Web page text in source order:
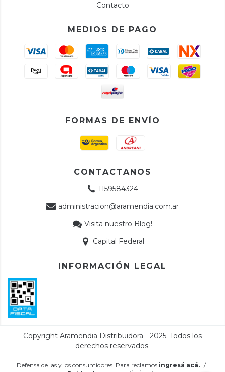
Contacto
MEDIOS DE PAGO
FORMAS DE ENVÍO
CONTACTANOS
1159584324
administracion@aramendia.com.ar
Visita nuestro Blog!
Capital Federal
INFORMACIÓN LEGAL
Defensa de las y los consumidores. Para reclamos ingresá acá. /